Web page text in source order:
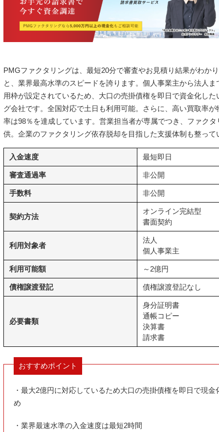
PMGファクタリングは、最短20分で審査やお見積り結果がわか
と、業界最高水準のスピードを誇ります。個人事業主から法人
用枠が設定されているため、大口の売掛債権を即日で資金化し
グ会社です。全国対応で土日も利用可能。さらに、高い買取率
率は98％を達成しています。営業担当者が専属でつき、ファク
供。企業のファクタリング依存脱却を目指した支援体制も整って
入金速度 最短即日
審査通過率 非公開
手数料 非公開
契約方法
オンライン完結型
書面契約
利用対象者
法人
個人事業主
利用可能額 ～2億円
債権譲渡登記 債権譲渡登記なし
必要書類
身分証明書
通帳コピー
決算書
請求書
おすすめポイント
・最大2億円に対応しているため大口の売掛債権を即日で現
め
・業界最速水準の入金速度は最短2時間